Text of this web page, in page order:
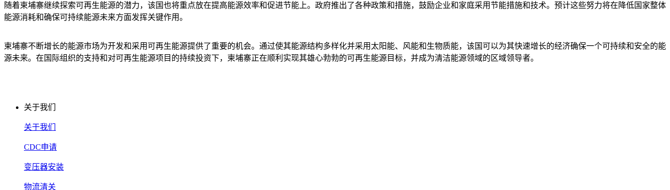
随着柬埔寨继续探索可再生能源的潜力，该国也将重点放在提高能源效率和促进节能上。政府推出了各种政策和措施，鼓励企业和家庭采用节能措施和技术。预计这些努力将在降低国家整体
能源消耗和确保可持续能源未来方面发挥关键作用。
柬埔寨不断增长的能源市场为开发和采用可再生能源提供了重要的机会。通过使其能源结构多样化并采用太阳能、风能和生物质能，该国可以为其快速增长的经济确保一个可持续和安全的能
源未来。在国际组织的支持和对可再生能源项目的持续投资下，柬埔寨正在顺利实现其雄心勃勃的可再生能源目标，并成为清洁能源领域的区域领导者。
关于我们
关于我们
CDC申请
变压器安装
物流清关